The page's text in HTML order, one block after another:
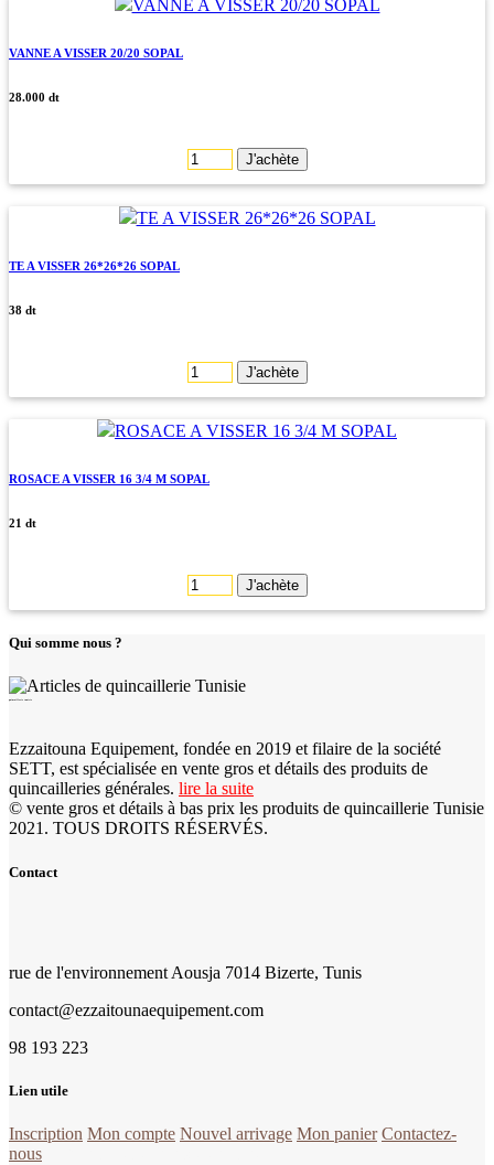
VANNE A VISSER 20/20 SOPAL
28.000 dt
J'achète
TE A VISSER 26*26*26 SOPAL
38 dt
J'achète
ROSACE A VISSER 16 3/4 M SOPAL
21 dt
J'achète
Qui somme nous ?
Ezzaitouna Equipement, fondée en 2019 et filaire de la société
SETT, est spécialisée en vente gros et détails des produits de
quincailleries générales. lire la suite
© vente gros et détails à bas prix les produits de quincaillerie Tunisie
2021. TOUS DROITS RÉSERVÉS.
Contact
rue de l'environnement Aousja 7014 Bizerte, Tunis
contact@ezzaitounaequipement.com
98 193 223
Lien utile
Inscription Mon compte Nouvel arrivage Mon panier Contactez-
nous